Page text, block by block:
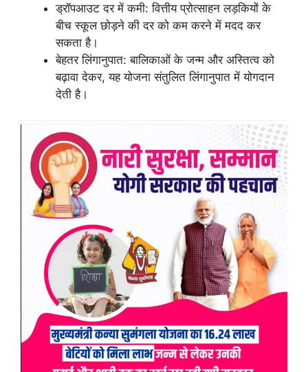
ड्रॉपआउट दर में कमी: वित्तीय प्रोत्साहन लड़कियों के
बीच स्कूल छोड़ने की दर को कम करने में मदद कर
सकता है।
बेहतर लिंगानुपात: बालिकाओं के जन्म और अस्तित्व को
बढ़ावा देकर, यह योजना संतुलित लिंगानुपात में योगदान
देती है।